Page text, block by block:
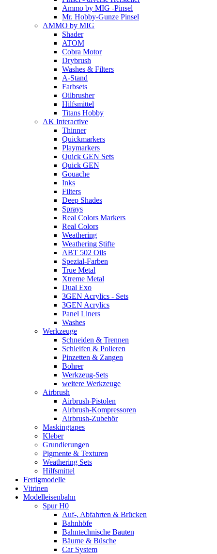
Ammo by MIG -Pinsel
Mr. Hobby-Gunze Pinsel
AMMO by MIG
Shader
ATOM
Cobra Motor
Drybrush
Washes & Filters
A-Stand
Farbsets
Oilbrusher
Hilfsmittel
Titans Hobby
AK Interactive
Thinner
Quickmarkers
Playmarkers
Quick GEN Sets
Quick GEN
Gouache
Inks
Filters
Deep Shades
Sprays
Real Colors Markers
Real Colors
Weathering
Weathering Stifte
ABT 502 Oils
Spezial-Farben
True Metal
Xtreme Metal
Dual Exo
3GEN Acrylics - Sets
3GEN Acrylics
Panel Liners
Washes
Werkzeuge
Schneiden & Trennen
Schleifen & Polieren
Pinzetten & Zangen
Bohrer
Werkzeug-Sets
weitere Werkzeuge
Airbrush
Airbrush-Pistolen
Airbrush-Kompressoren
Airbrush-Zubehör
Maskingtapes
Kleber
Grundierungen
Pigmente & Texturen
Weathering Sets
Hilfsmittel
Fertigmodelle
Vitrinen
Modelleisenbahn
Spur H0
Auf-, Abfahrten & Brücken
Bahnhöfe
Bahntechnische Bauten
Bäume & Büsche
Car System